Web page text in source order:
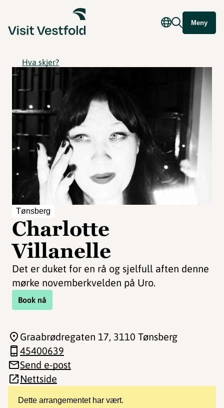
Meny
Hva skjer?
Tønsberg
Charlotte
Villanelle
Det er duket for en rå og sjelfull aften denne
mørke novemberkvelden på Uro.
Book nå
Dette arrangementet har vært.
Graabrødregaten 17, 3110 Tønsberg
45400639
Send e-post
Nettside